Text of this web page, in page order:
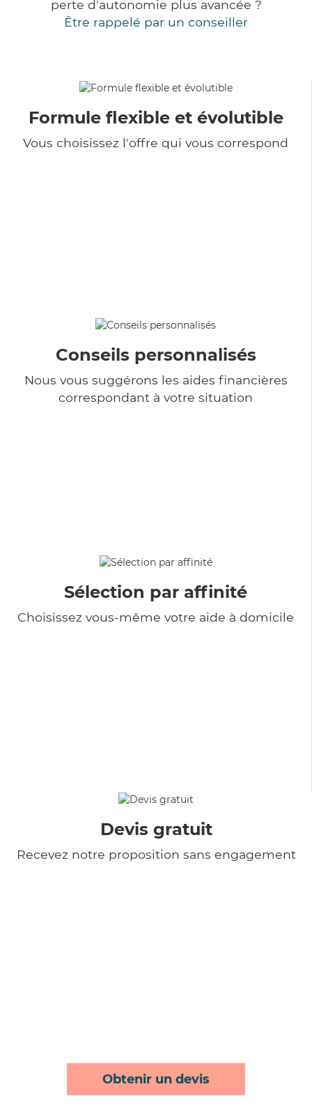
perte d'autonomie plus avancée ?
Être rappelé par un conseiller
Formule flexible et évolutible
Vous choisissez l'offre qui vous correspond
Conseils personnalisés
Nous vous suggérons les aides financières
correspondant à votre situation
Sélection par affinité
Choisissez vous-même votre aide à domicile
Devis gratuit
Recevez notre proposition sans engagement
Obtenir un devis